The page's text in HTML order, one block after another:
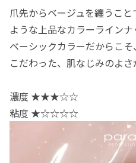
爪先からベージュを纏うこ
ような上品なカラーラインナ
ベーシックカラーだからこ
こだわった、肌なじみのよさ
濃度 ★★★☆☆
粘度 ★☆☆☆☆